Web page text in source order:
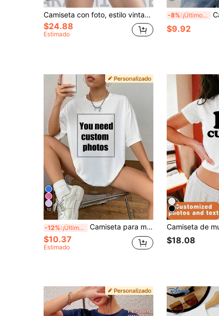
Camiseta con foto, estilo vintage bootleg rap, top de pareja "Amo a mi novia". Añade foto y texto, ideal para el Día de San Valentín, cumpleaños, negro, verano
$24.88
Estimado
-8% ¡Últimos 3 días Camiseta
$9.92
10
-12% ¡Últimos 3 días Camiseta para mujer, Imprime tu camiseta exclusiva, Añade tu propio texto/imagen (Patrón de insignia/Logo de empresa/Foto familiar/Selfie). Blanco de verano, Regalo personalizado
$10.37
Estimado
$18.08